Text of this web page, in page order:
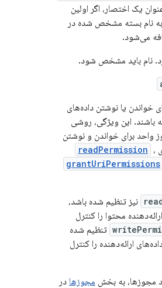
یک اختصار، اگر اولین
به نام بسته مشخص شده در
می‌شود.
نام باید مشخص شود.
خواندن یا نوشتن داده‌های
باشند. این ویژگی، روشی
واحد برای خواندن و نوشتن
readPermission ،
grantUriPermissions
نیز تنظیم شده باشد،
محتوا را کنترل
تنظیم شده
ارائه‌دهنده را کنترل
مجوزها، به بخش مجوزها در